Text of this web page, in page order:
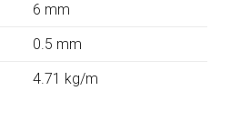
6 mm
0.5 mm
4.71 kg/m